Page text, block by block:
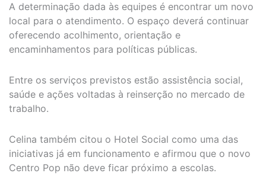
A determinação dada às equipes é encontrar um novo
local para o atendimento. O espaço deverá continuar
oferecendo acolhimento, orientação e
encaminhamentos para políticas públicas.
Entre os serviços previstos estão assistência social,
saúde e ações voltadas à reinserção no mercado de
trabalho.
Celina também citou o Hotel Social como uma das
iniciativas já em funcionamento e afirmou que o novo
Centro Pop não deve ficar próximo a escolas.